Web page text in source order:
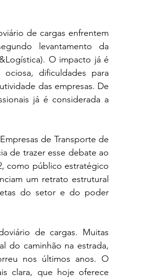
de cargas enfrentem
levantamento da
O impacto já é
dificuldades para
das empresas. De
já é considerada a
de Transporte de
de trazer esse debate ao
como público estratégico
um retrato estrutural
do setor e do poder
de cargas. Muitas
do caminhão na estrada,
nos últimos anos. O
clara, que hoje oferece